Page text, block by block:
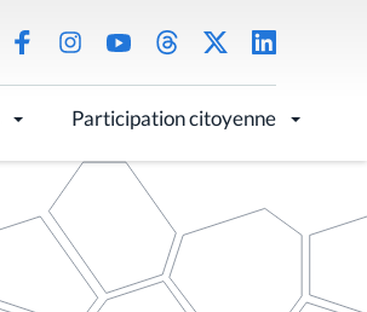
Participation citoyenne